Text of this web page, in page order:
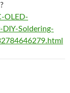
OLED-
Soldering-